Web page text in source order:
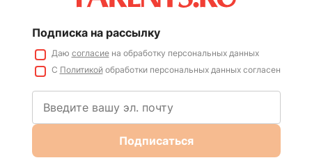
Подписка на рассылку
Даю согласиена обработку персональных данных
С Политикойобработки персональных данных согласен
Подписаться